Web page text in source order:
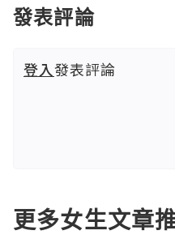
發表評論
登入發表評論
更多女生文章